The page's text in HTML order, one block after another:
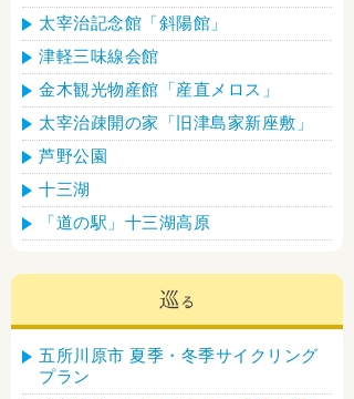
太宰治記念館「斜陽館」
津軽三味線会館
金木観光物産館「産直メロス」
太宰治疎開の家「旧津島家新座敷」
芦野公園
十三湖
「道の駅」十三湖高原
五所川原市 夏季・冬季サイクリング
プラン